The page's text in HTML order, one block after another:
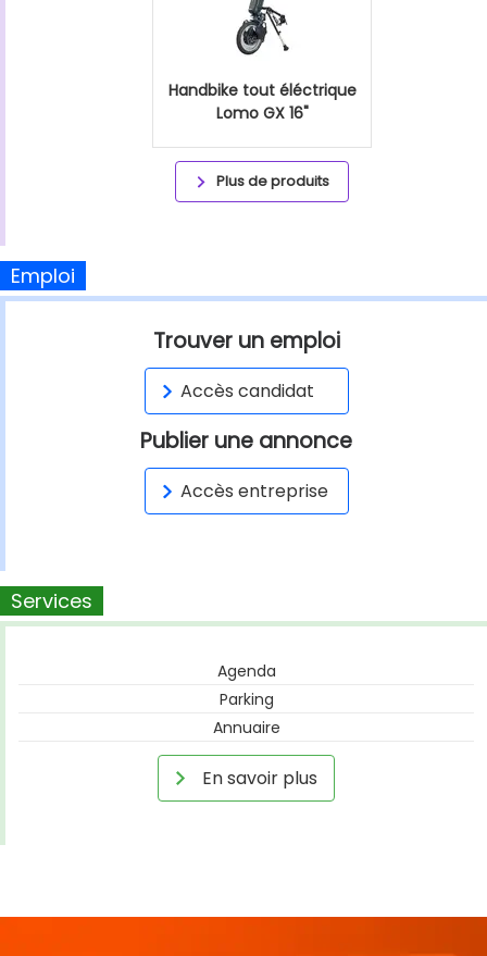
Handbike tout éléctrique
Lomo GX 16"
Plus de produits
Emploi
Trouver un emploi
Accès candidat
Publier une annonce
Accès entreprise
Services
Agenda
Parking
Annuaire
En savoir plus